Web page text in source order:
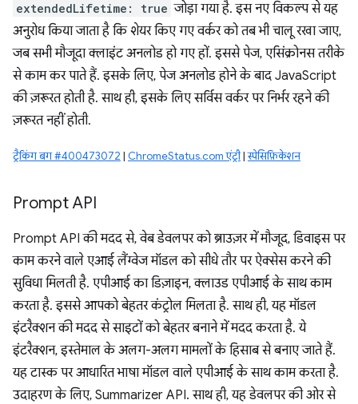
extendedLifetime: true जोड़ा गया है. इस नए विकल्प से यह
अनुरोध किया जाता है कि शेयर किए गए वर्कर को तब भी चालू रखा जाए,
जब सभी मौजूदा क्लाइंट अनलोड हो गए हों. इससे पेज, एसिंक्रोनस तरीके
से काम कर पाते हैं. इसके लिए, पेज अनलोड होने के बाद JavaScript
की ज़रूरत होती है. साथ ही, इसके लिए सर्विस वर्कर पर निर्भर रहने की
ज़रूरत नहीं होती.
ट्रैकिंग बग #400473072 | ChromeStatus.com एंट्री|स्पेसिफ़िकेशन
Prompt API
Prompt API की मदद से, वेब डेवलपर को ब्राउज़र में मौजूद, डिवाइस पर
काम करने वाले एआई लैंग्वेज मॉडल को सीधे तौर पर ऐक्सेस करने की
सुविधा मिलती है. एपीआई का डिज़ाइन, क्लाउड एपीआई के साथ काम
करता है. इससे आपको बेहतर कंट्रोल मिलता है. साथ ही, यह मॉडल
इंटरैक्शन की मदद से साइटों को बेहतर बनाने में मदद करता है. ये
इंटरैक्शन, इस्तेमाल के अलग-अलग मामलों के हिसाब से बनाए जाते हैं.
यह टास्क पर आधारित भाषा मॉडल वाले एपीआई के साथ काम करता है.
उदाहरण के लिए, Summarizer API. साथ ही, यह डेवलपर की ओर से